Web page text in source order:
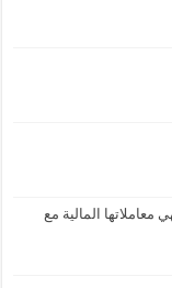
معاملاتها المالية مع